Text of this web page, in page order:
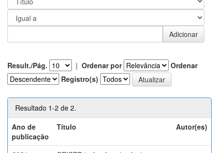
Result./Pág. | Ordenar por
Ordenar
Registro(s)
Resultado 1-2 de 2.
Ano de
publicação
Título Autor(es)